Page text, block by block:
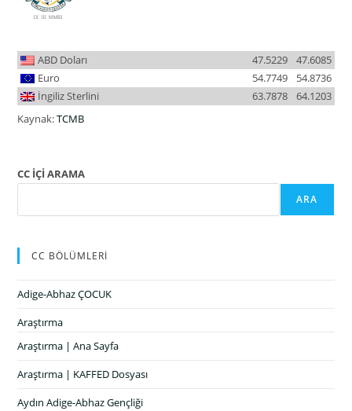
ABD Doları 47.6085
47.5229
Euro
54.8736
54.7749
İngiliz Sterlini
64.1203
63.7878
Kaynak:TCMB
CC İÇİ ARAMA
ARA
CC BÖLÜMLERİ
Adige-Abhaz ÇOCUK
Araştırma
Araştırma | Ana Sayfa
Araştırma | KAFFED Dosyası
Aydın Adige-Abhaz Gençliği